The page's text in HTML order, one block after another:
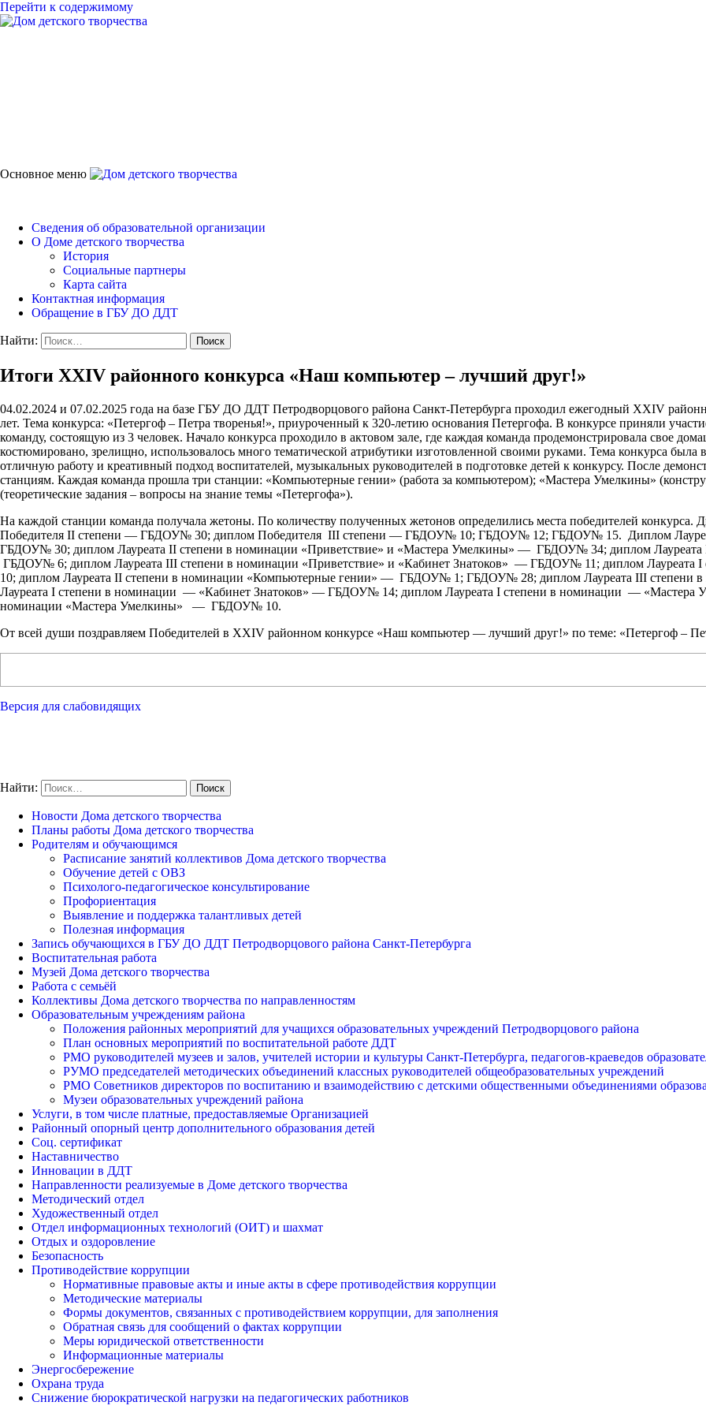
Перейти к содержимому
Основное меню
Сведения об образовательной организации
О Доме детского творчества
История
Социальные партнеры
Карта сайта
Контактная информация
Обращение в ГБУ ДО ДДТ
Найти:
Итоги XXIV районного конкурса «Наш компьютер – лучший друг!»
04.02.2024 и 07.02.2025 года на базе ГБУ ДО ДДТ Петродворцового района Санкт-Петербурга проходил ежегодный XXIV
лет. Тема конкурса: «Петергоф – Петра творенья!», приуроченный к 320-летию основания Петергофа. В конкурсе приняли
команду, состоящую из 3 человек. Начало конкурса проходило в актовом зале, где каждая команда продемонстрировала свое
костюмировано, зрелищно, использовалось много тематической атрибутики изготовленной своими руками. Тема конкурса
отличную работу и креативный подход воспитателей, музыкальных руководителей в подготовке детей к конкурсу. После
станциям. Каждая команда прошла три станции: «Компьютерные гении» (работа за компьютером); «Мастера Умелкины»
(теоретические задания – вопросы на знание темы «Петергофа»).
На каждой станции команда получала жетоны. По количеству полученных жетонов определились места победителей
Победителя II степени — ГБДОУ№ 30; диплом Победителя III степени — ГБДОУ№ 10; ГБДОУ№ 12; ГБДОУ№ 15. Диплом
ГБДОУ№ 30; диплом Лауреата II степени в номинации «Приветствие» и «Мастера Умелкины» — ГБДОУ№ 34; диплом
ГБДОУ№ 6; диплом Лауреата III степени в номинации «Приветствие» и «Кабинет Знатоков» — ГБДОУ№ 11; диплом
10; диплом Лауреата II степени в номинации «Компьютерные гении» — ГБДОУ№ 1; ГБДОУ№ 28; диплом Лауреата III
Лауреата I степени в номинации — «Кабинет Знатоков» — ГБДОУ№ 14; диплом Лауреата I степени в номинации —
номинации «Мастера Умелкины» — ГБДОУ№ 10.
От всей души поздравляем Победителей в XXIV районном конкурсе «Наш компьютер — лучший друг!» по теме: «Петергоф –
Версия для слабовидящих
Найти:
Новости Дома детского творчества
Планы работы Дома детского творчества
Родителям и обучающимся
Расписание занятий коллективов Дома детского творчества
Обучение детей с ОВЗ
Психолого-педагогическое консультирование
Профориентация
Выявление и поддержка талантливых детей
Полезная информация
Запись обучающихся в ГБУ ДО ДДТ Петродворцового района Санкт-Петербурга
Воспитательная работа
Музей Дома детского творчества
Работа с семьёй
Коллективы Дома детского творчества по направленностям
Образовательным учреждениям района
Положения районных мероприятий для учащихся образовательных учреждений Петродворцового района
План основных мероприятий по воспитательной работе ДДТ
РМО руководителей музеев и залов, учителей истории и культуры Санкт-Петербурга, педагогов-краеведов
РУМО председателей методических объединений классных руководителей общеобразовательных учреждений
РМО Советников директоров по воспитанию и взаимодействию с детскими общественными объединениями
Музеи образовательных учреждений района
Услуги, в том числе платные, предоставляемые Организацией
Районный опорный центр дополнительного образования детей
Соц. сертификат
Наставничество
Инновации в ДДТ
Направленности реализуемые в Доме детского творчества
Методический отдел
Художественный отдел
Отдел информационных технологий (ОИТ) и шахмат
Отдых и оздоровление
Безопасность
Противодействие коррупции
Нормативные правовые акты и иные акты в сфере противодействия коррупции
Методические материалы
Формы документов, связанных с противодействием коррупции, для заполнения
Обратная связь для сообщений о фактах коррупции
Меры юридической ответственности
Информационные материалы
Энергосбережение
Охрана труда
Снижение бюрократической нагрузки на педагогических работников